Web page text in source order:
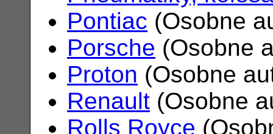
Pontiac (Osobne
Porsche (Osobne
Proton (Osobne
Renault (Osobne
Rolls Royce